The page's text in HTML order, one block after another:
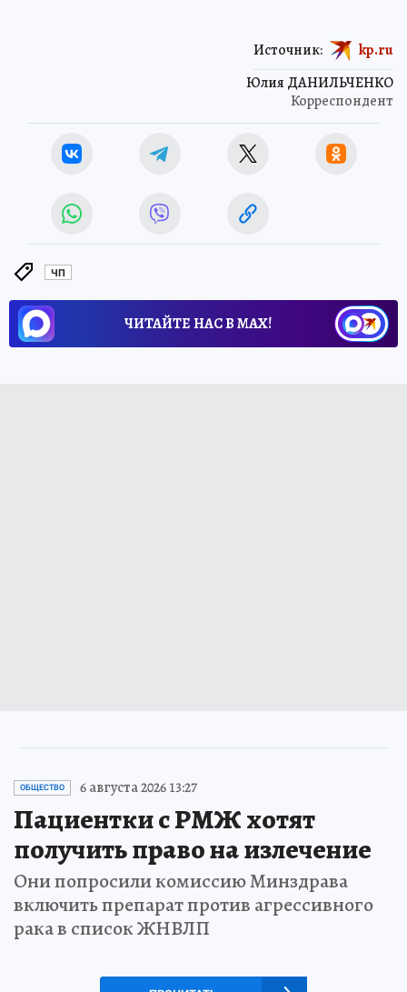
Юлия ДАНИЛЬЧЕНКО
Корреспондент
Источник: kp.ru
ЧП
ЧИТАЙТЕ НАС В МАХ!
ОБЩЕСТВО 6 августа 2026 13:27
Пациентки с РМЖ хотят
получить право на излечение
Они попросили комиссию Минздрава
включить препарат против агрессивного
рака в список ЖНВЛП